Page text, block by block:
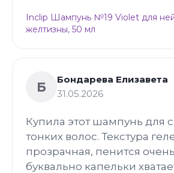
Inclip Шампунь №19 Violet для
желтизны, 50 мл
Б
Бондарева Елизавета
31.05.2026
Купила этот шампунь для
тонких волос. Текстура
прозрачная, пенится
буквально капельки